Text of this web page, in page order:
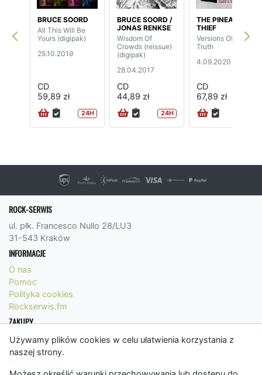
Używamy plików cookies w celu ułatwienia korzystania z
naszej strony.
BRUCE SOORD
All This Will Be
Yours (digipak)
25.10.2019
CD
59,89 zł
24H
BRUCE SOORD /
JONAS RENKSE
Wisdom Of
Crowds (reissue)
(digipak)
28.04.2017
CD
44,89 zł
24H
THE PINEAPPLE
THIEF
Versions Of The
Truth
4.09.2020
CD
67,89 zł
ROCK-SERWIS
ul. płk. Francesco Nullo 28/LU3
31-543 Kraków
INFORMACJE
O nas
Pomoc
Polityka cookies
Rockserwis.fm
ZAKUPY
Formy płatności
Koszty wysyłki